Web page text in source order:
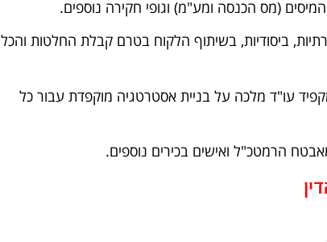
ביסודיות, בשיתוף הלקוח בטרם קבלת החלטות והכל
עו"ד מלכה על בניית אסטרטגיה מוקפדת עבור כל
הרמטכ"ל ואישים בכירים נוספים.